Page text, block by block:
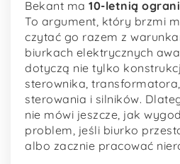
Bekant ma 10-letnią
To argument, który brzmi
czytać go razem z
biurkach elektrycznych
dotyczą nie tylko
sterownika,
sterowania i silników.
nie mówi jeszcze, jak
problem, jeśli biurko
albo zacznie pracować